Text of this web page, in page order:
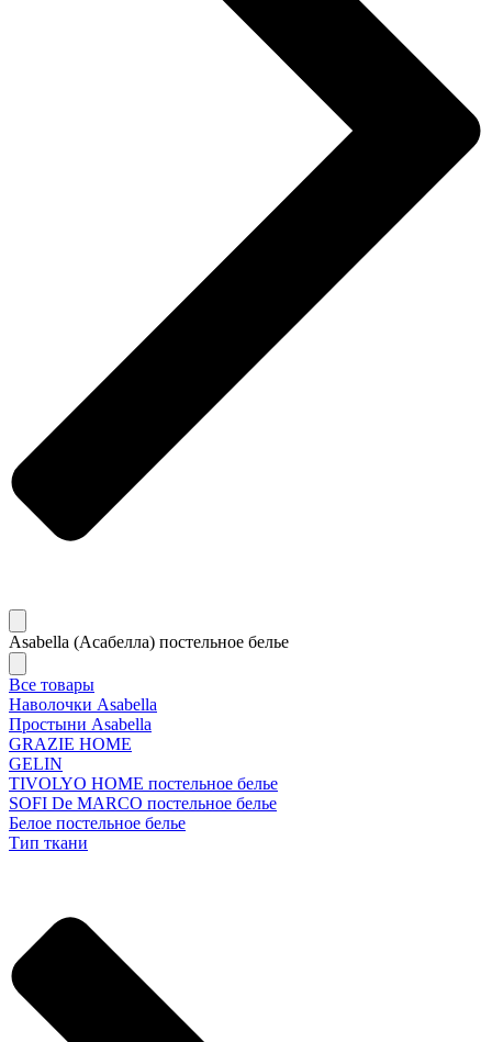
Asabella (Асабелла) постельное белье
Все товары
Наволочки Asabella
Простыни Asabella
GRAZIE HOME
GELIN
TIVOLYO HOME постельное белье
SOFI De MARCO постельное белье
Белое постельное белье
Тип ткани